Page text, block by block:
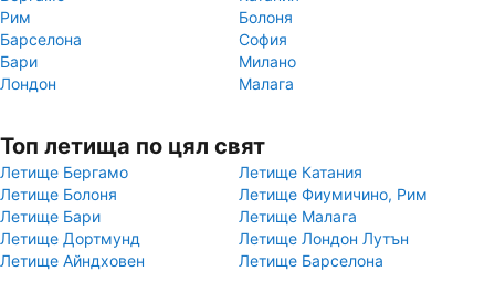
Рим
Болоня
Барселона
София
Бари
Милано
Лондон
Малага
Топ летища по цял свят
Летище Бергамо
Летище Катания
Летище Болоня
Летище Фиумичино, Рим
Летище Бари
Летище Малага
Летище Дортмунд
Летище Лондон Лутън
Летище Айндховен
Летище Барселона